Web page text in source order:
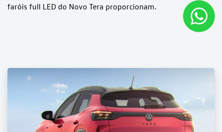
faróis full LED do Novo Tera proporcionam.